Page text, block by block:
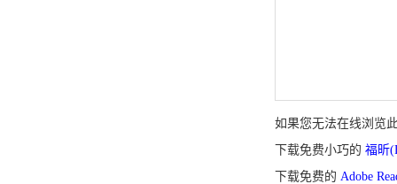
如果您无法在线浏览
下载免费小巧的 福昕
下载免费的 Adobe